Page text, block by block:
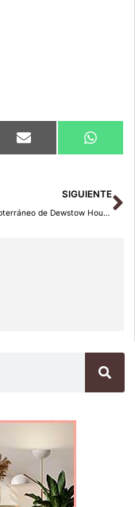
Compartir
en
Email
en
SIGUIENTE
El jardín subterráneo de Dewstow House en Gales